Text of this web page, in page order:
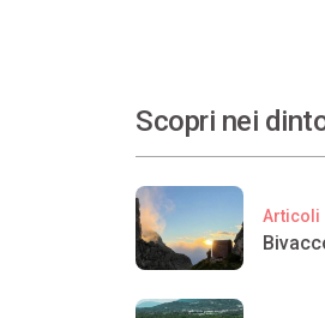
Scopri nei
Articoli